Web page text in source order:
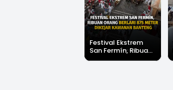
Festival Ekstrem
San Fermín, Ribuan
Orang Berlari 875